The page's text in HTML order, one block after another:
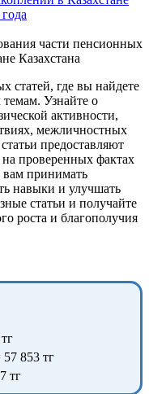
части пенсионных
Казахстана
статей, где вы найдете
Узнайте о
активности,
межличностных
предоставляют
проверенных фактах
принимать
навыки и улучшать
статьи и получайте
роста и благополучия
853 тг
тг